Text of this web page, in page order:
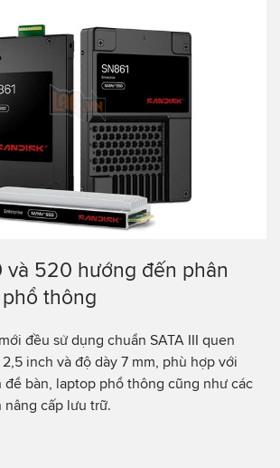
và 520 hướng đến phân
thông
đều sử dụng chuẩn SATA III quen
inch và độ dày 7 mm, phù hợp với
để bàn, laptop phổ thông cũng như các
cấp lưu trữ.